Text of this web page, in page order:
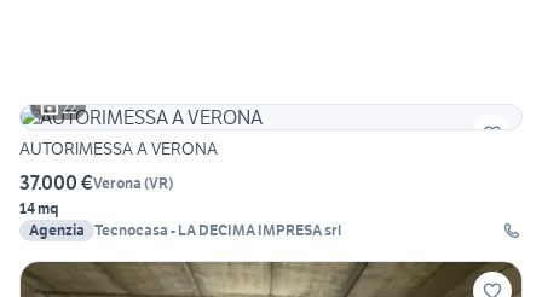
22
AUTORIMESSA A VERONA
37.000 €Verona (VR)
14 mq
Agenzia Tecnocasa - LA DECIMA IMPRESA srl